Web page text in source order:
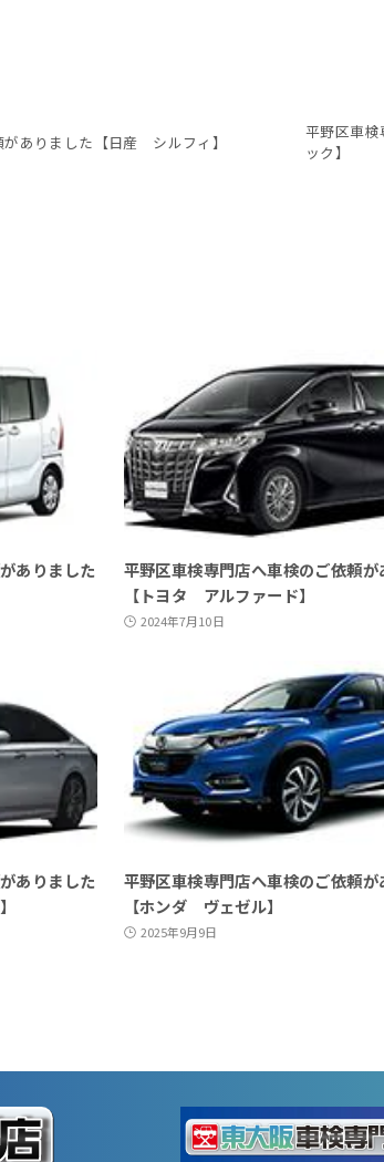
ありました【日産 シルフィ】
平野区車
ック】
ありました
平野区車検専門店へ車検のご依頼
【トヨタ アルファード】
2024年7月10日
ありました
平野区車検専門店へ車検のご依頼が
【ホンダ ヴェゼル】
2025年9月9日